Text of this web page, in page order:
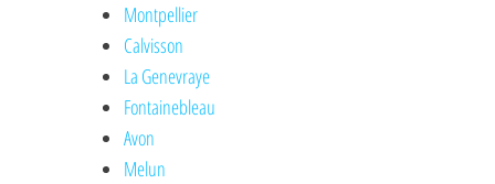
Montpellier
Calvisson
La Genevraye
Fontainebleau
Avon
Melun